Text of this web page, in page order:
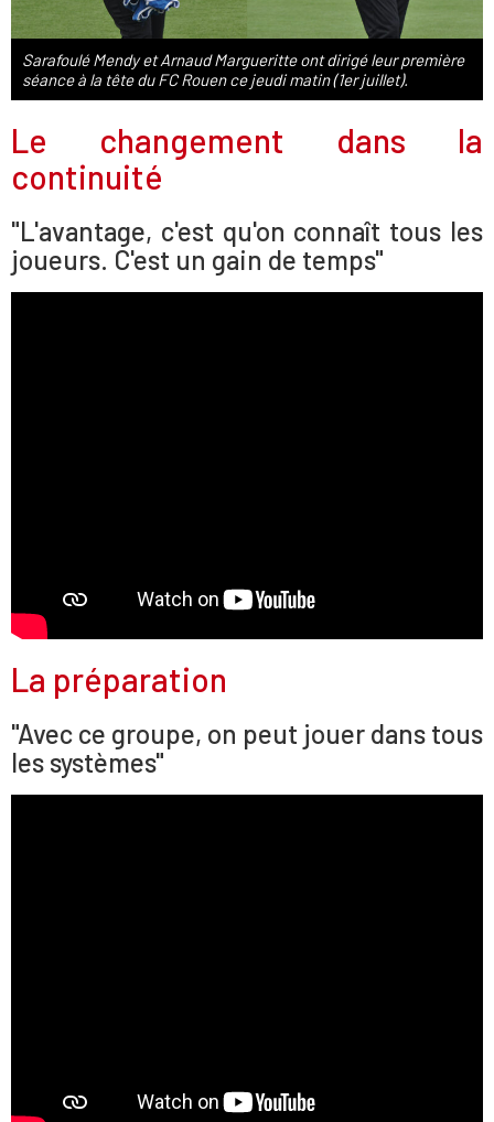
Sarafoulé Mendy et Arnaud Margueritte ont dirigé leur première
séance à la tête du FC Rouen ce jeudi matin (1er juillet).
Le changement dans la
continuité
"L'avantage, c'est qu'on connaît tous les
joueurs. C'est un gain de temps"
La préparation
"Avec ce groupe, on peut jouer dans tous
les systèmes"